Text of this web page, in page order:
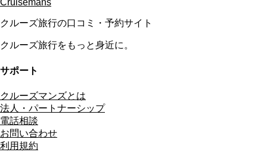
Cruisemans
クルーズ旅行の口コミ・予約サイト
クルーズ旅行をもっと身近に。
サポート
クルーズマンズとは
法人・パートナーシップ
電話相談
お問い合わせ
利用規約